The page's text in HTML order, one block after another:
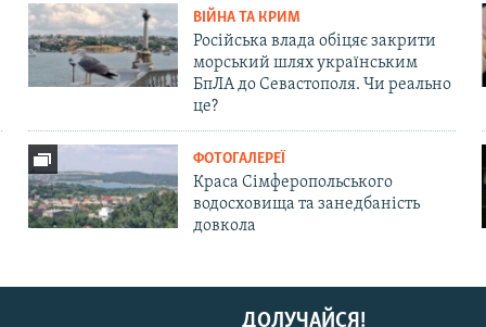
ВІЙНА ТА КРИМ
Російська влада обіцяє закрити
морський шлях українським
БпЛА до Севастополя. Чи реально
це?
ФОТОГАЛЕРЕЇ
Краса Сімферопольського
водосховища та занедбаність
довкола
ДОЛУЧАЙСЯ!